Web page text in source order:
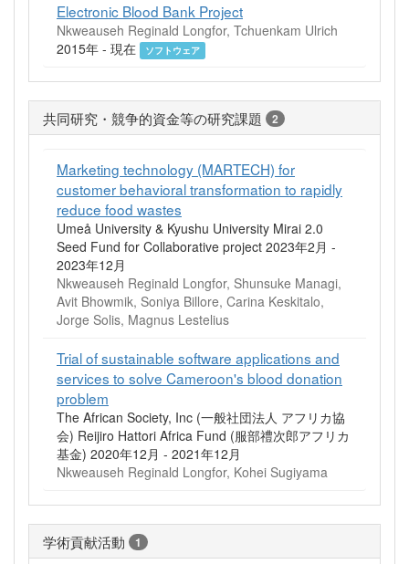
Electronic Blood Bank Project
Nkweauseh Reginald Longfor, Tchuenkam Ulrich
2015年 - 現在
ソフトウェア
共同研究・競争的資金等の研究課題 2
Marketing technology (MARTECH) for
customer behavioral transformation to rapidly
reduce food wastes
Umeå University & Kyushu University Mirai 2.0
Seed Fund for Collaborative project 2023年2月 -
2023年12月
Nkweauseh Reginald Longfor, Shunsuke Managi,
Avit Bhowmik, Soniya Billore, Carina Keskitalo,
Jorge Solis, Magnus Lestelius
Trial of sustainable software applications and
services to solve Cameroon's blood donation
problem
The African Society, Inc (一般社団法人 アフリカ協
会) Reijiro Hattori Africa Fund (服部禮次郎アフリカ
基金) 2020年12月 - 2021年12月
Nkweauseh Reginald Longfor, Kohei Sugiyama
学術貢献活動 1